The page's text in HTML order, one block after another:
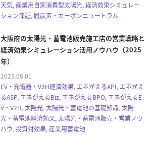
天気, 産業用自家消費型太陽光, 経済効果シミュレー
ション保証, 脱炭素・カーボンニュートラル
大阪府の太陽光・蓄電池販売施工店の営業戦略と
経済効果シミュレーション活用ノウハウ（2025
年）
2025.08.01
EV・充電器・V2H経済効果, エネがえるAPI, エネがえ
るASP, エネがえるBiz, エネがえるBPO, エネがえるE
V・V2H, 太陽光, 太陽光・蓄電池の基礎知識, 太陽
光・蓄電池経済効果, 太陽光・蓄電池販売・営業ノウ
ハウ, 投資対効果, 産業用蓄電池